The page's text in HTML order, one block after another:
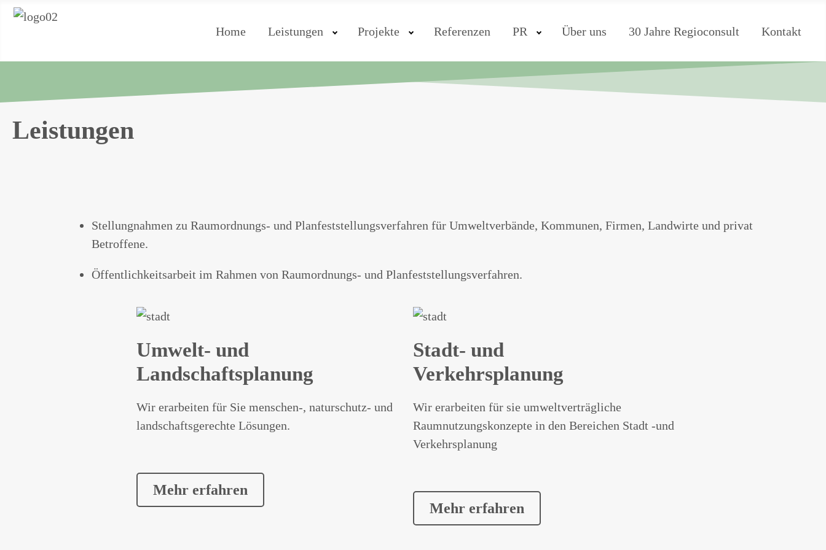
Home Leistungen Projekte Referenzen PR Über uns 30 Jahre Regioconsult Kontakt
Leistungen
Stellungnahmen zu Raumordnungs- und Planfeststellungsverfahren für Umweltverbände, Kommunen, Firmen, Landwirte und privat
Betroffene.
Öffentlichkeitsarbeit im Rahmen von Raumordnungs- und Planfeststellungsverfahren.
Umwelt- und
Landschaftsplanung
Wir erarbeiten für Sie menschen-, naturschutz- und
landschaftsgerechte Lösungen.
Mehr erfahren
Stadt- und
Verkehrsplanung
Wir erarbeiten für sie umweltverträgliche
Raumnutzungskonzepte in den Bereichen Stadt -und
Verkehrsplanung
Mehr erfahren